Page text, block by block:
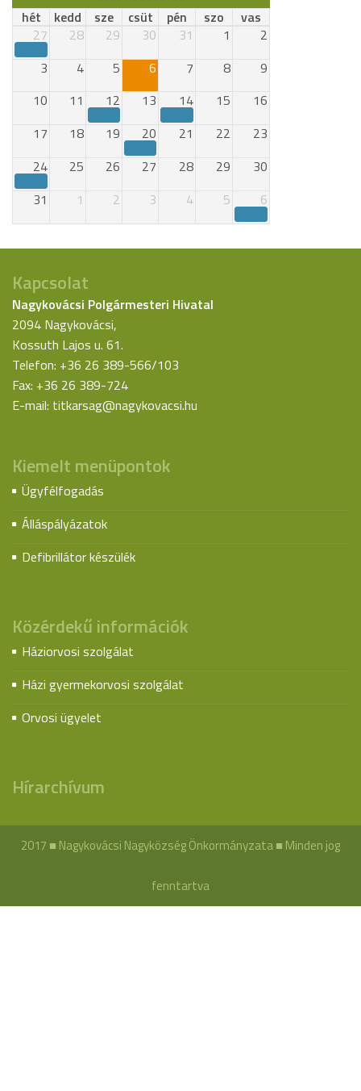
hét kedd sze csüt pén szo
vas
27
28 29 30 31 1
2
3
4 5 6 7 8
9
10
11 12 13 14 15
16
17
18 19 20 21 22
23
24
25 26 27 28 29
30
31
1 2 3 4 5 6
Kapcsolat
Nagykovácsi Polgármesteri Hivatal
2094 Nagykovácsi,
Kossuth Lajos u. 61.
Telefon: +36 26 389-566/103
Fax: +36 26 389-724
E-mail: titkarsag@nagykovacsi.hu
Kiemelt menüpontok
Ügyfélfogadás
Álláspályázatok
Defibrillátor készülék
Közérdekű információk
Háziorvosi szolgálat
Házi gyermekorvosi szolgálat
Orvosi ügyelet
Hírarchívum
2017 ■ Nagykovácsi Nagyközség Önkormányzata ■ Minden jog
fenntartva